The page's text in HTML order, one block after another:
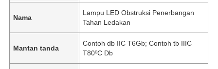
Nama
Lampu LED Obstruksi Penerbangan
Tahan Ledakan
Mantan tanda
Contoh db IIC T6Gb; Contoh tb IIIC
T80ºC Db